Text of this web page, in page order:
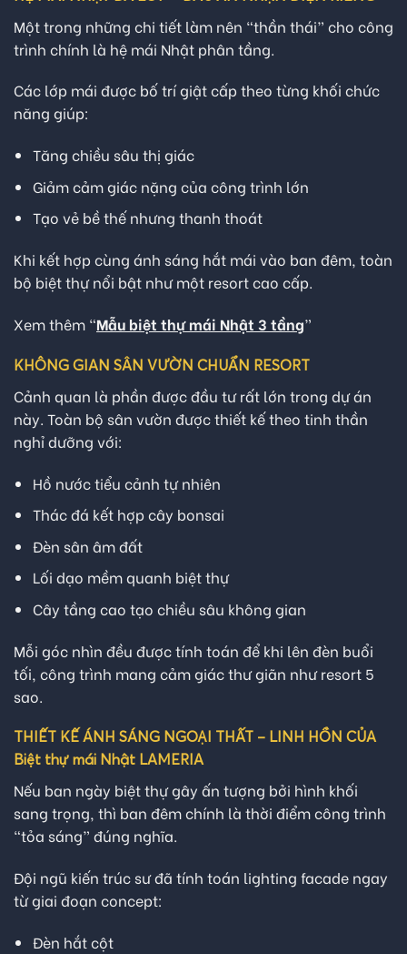
Một trong những chi tiết làm nên “thần thái” cho công
trình chính là hệ mái Nhật phân tầng.
Các lớp mái được bố trí giật cấp theo từng khối chức
năng giúp:
Tăng chiều sâu thị giác
Giảm cảm giác nặng của công trình lớn
Tạo vẻ bề thế nhưng thanh thoát
Khi kết hợp cùng ánh sáng hắt mái vào ban đêm, toàn
bộ biệt thự nổi bật như một resort cao cấp.
Xem thêm “Mẫu biệt thự mái Nhật 3 tầng”
KHÔNG GIAN SÂN VƯỜN CHUẨN RESORT
Cảnh quan là phần được đầu tư rất lớn trong dự án
này. Toàn bộ sân vườn được thiết kế theo tinh thần
nghỉ dưỡng với:
Hồ nước tiểu cảnh tự nhiên
Thác đá kết hợp cây bonsai
Đèn sân âm đất
Lối dạo mềm quanh biệt thự
Cây tầng cao tạo chiều sâu không gian
Mỗi góc nhìn đều được tính toán để khi lên đèn buổi
tối, công trình mang cảm giác thư giãn như resort 5
sao.
THIẾT KẾ ÁNH SÁNG NGOẠI THẤT – LINH HỒN CỦA
Biệt thự mái Nhật LAMERIA
Nếu ban ngày biệt thự gây ấn tượng bởi hình khối
sang trọng, thì ban đêm chính là thời điểm công trình
“tỏa sáng” đúng nghĩa.
Đội ngũ kiến trúc sư đã tính toán lighting facade ngay
từ giai đoạn concept:
Đèn hắt cột